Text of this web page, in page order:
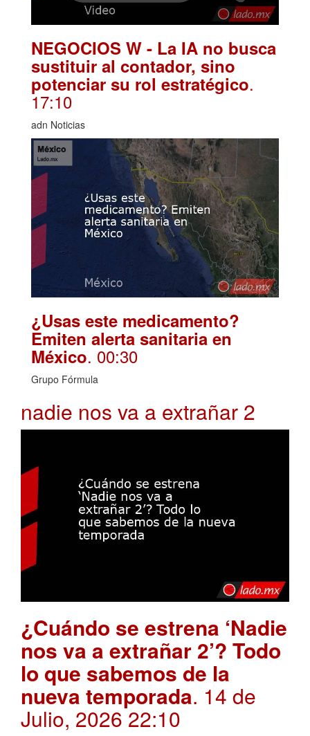
NEGOCIOS W - La IA no busca
sustituir al contador, sino
potenciar su rol estratégico.
17:10
adn Noticias
¿Usas este medicamento?
Emiten alerta sanitaria en
México. 00:30
Grupo Fórmula
nadie nos va a extrañar 2
¿Cuándo se estrena ‘Nadie
nos va a extrañar 2’? Todo
lo que sabemos de la
nueva temporada. 14 de
Julio, 2026 22:10